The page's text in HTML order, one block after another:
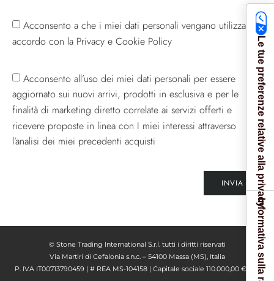
Acconsento a che i miei dati personali vengano utilizzati in
accordo con la Privacy e Cookie Policy
Acconsento all’uso dei miei dati personali per essere
aggiornato sui nuovi arrivi, prodotti in esclusiva e per le
finalità di marketing diretto correlate ai servizi offerti e
ricevere proposte in linea con I miei interessi attraverso
l’analisi dei miei precedenti acquisti
INVIA
© Stone Trading International S.r.l. tutti i diritti riservati
Via Martiri di Cefalonia s.n.c. – 54100 Massa (MS), Italia
P. IVA IT00713790459 | # REA MS-104158 | Capitale sociale 110.000,00 € I. V.
Le tue preferenze relative alla privacy
Informativa sulla raccolta